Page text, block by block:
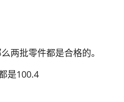
两批零件都是合格的。
是100.4